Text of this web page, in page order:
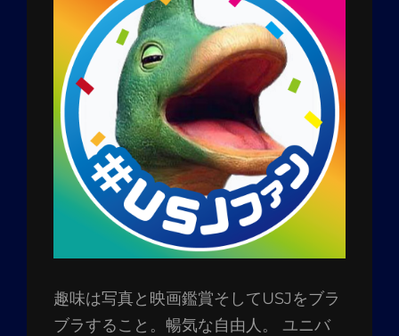
趣味は写真と映画鑑賞そしてUSJをブラ
ブラすること。暢気な自由人。 ユニバ